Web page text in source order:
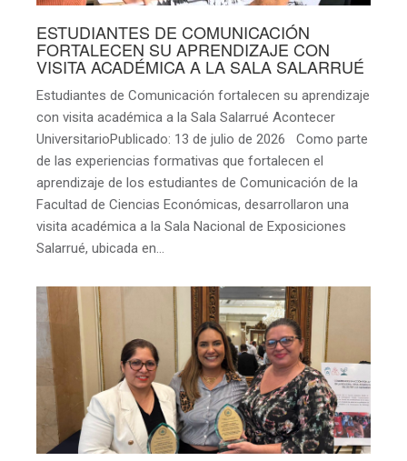
ESTUDIANTES DE COMUNICACIÓN
FORTALECEN SU APRENDIZAJE CON
VISITA ACADÉMICA A LA SALA SALARRUÉ
Estudiantes de Comunicación fortalecen su aprendizaje
con visita académica a la Sala Salarrué Acontecer
UniversitarioPublicado: 13 de julio de 2026 Como parte
de las experiencias formativas que fortalecen el
aprendizaje de los estudiantes de Comunicación de la
Facultad de Ciencias Económicas, desarrollaron una
visita académica a la Sala Nacional de Exposiciones
Salarrué, ubicada en…